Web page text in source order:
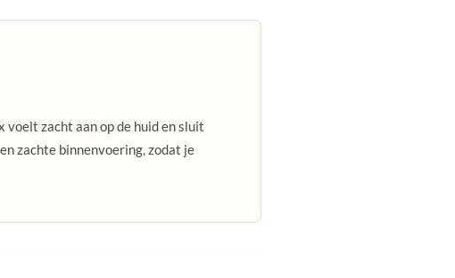
zacht aan op de huid en sluit
zachte binnenvoering, zodat je